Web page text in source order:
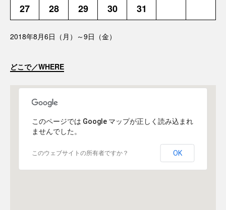
27
28 29 30 31
2018年8月6日（月）～9日（金）
どこで／WHERE
このページでは Google マップが正しく読み込まれ
ませんでした。
このウェブサイトの所有者ですか？ OK